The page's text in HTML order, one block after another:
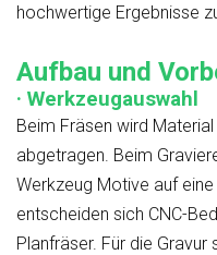
hochwertige Ergebnisse
Aufbau und
· Werkzeugauswahl
Beim Fräsen wird
abgetragen. Beim
Werkzeug Motive auf
entscheiden sich CNC-
Planfräser. Für die